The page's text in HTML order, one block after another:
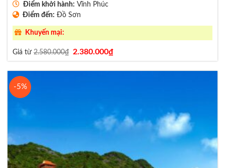
Điểm khởi hành: Vĩnh Phúc
Điểm đến: Đồ Sơn
Khuyến mại:
Giá từ2.580.000₫
Giá
là:
2.580.000₫.
2.380.000₫Giá
hiện
tại
là:
-5%